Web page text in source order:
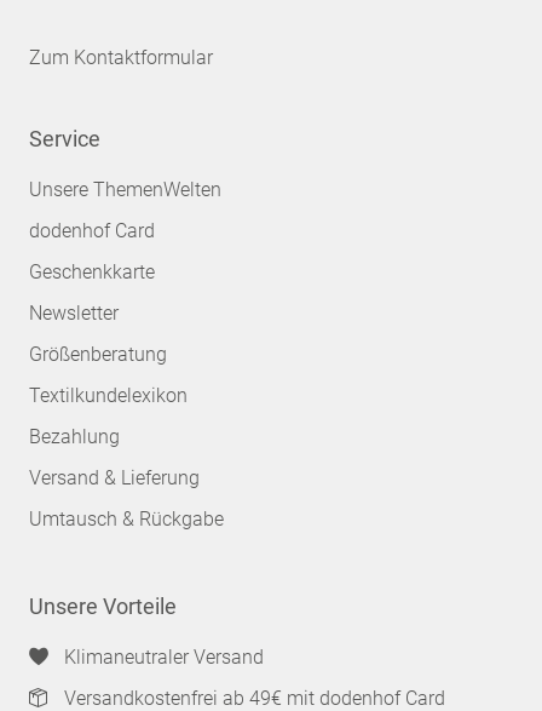
Zum Kontaktformular
Service
Unsere ThemenWelten
dodenhof Card
Geschenkkarte
Newsletter
Größenberatung
Textilkundelexikon
Bezahlung
Versand & Lieferung
Umtausch & Rückgabe
Unsere Vorteile
Klimaneutraler Versand
Versandkostenfrei ab 49€ mit dodenhof Card